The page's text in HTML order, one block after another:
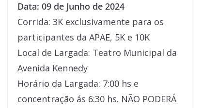
Data: 09 de Junho de 2024
Corrida: 3K exclusivamente para os
participantes da APAE, 5K e 10K
Local de Largada: Teatro Municipal da
Avenida Kennedy
Horário da Largada: 7:00 hs e
concentração ás 6:30 hs. NÃO PODERÁ